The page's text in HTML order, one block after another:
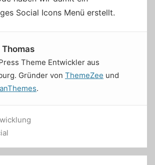
Social Icons Menü erstellt.
Thomas
Theme Entwickler aus
Gründer von ThemeZee und
.